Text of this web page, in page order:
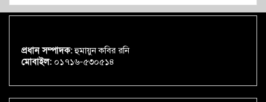
প্রধান সম্পাদক:হুমায়ুন কবির রনি
মোবাইল: ০১৭১৬-৫৩০৫১৪